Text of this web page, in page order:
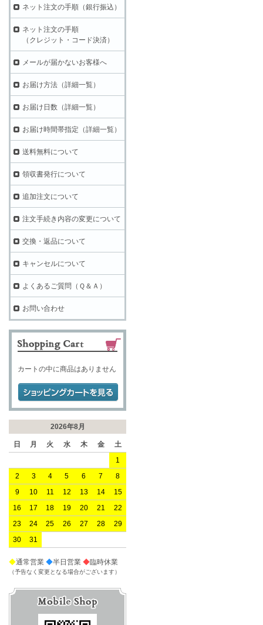
ネット注文の手順（銀行振込）
ネット注文の手順
（クレジット・コード決済）
メールが届かないお客様へ
お届け方法（詳細一覧）
お届け日数（詳細一覧）
お届け時間帯指定（詳細一覧）
送料無料について
領収書発行について
追加注文について
注文手続き内容の変更について
交換・返品について
キャンセルについて
よくあるご質問（Ｑ＆Ａ）
お問い合わせ
カートの中に商品はありません
2026年8月
日 月 火 水 木 金
土
1
2
3 4 5 6 7
8
9
10 11 12 13 14
15
16
17 18 19 20 21
22
23
24 25 26 27 28
29
30
31
◆通常営業 ◆半日営業 ◆臨時休業
（予告なく変更となる場合がございます）